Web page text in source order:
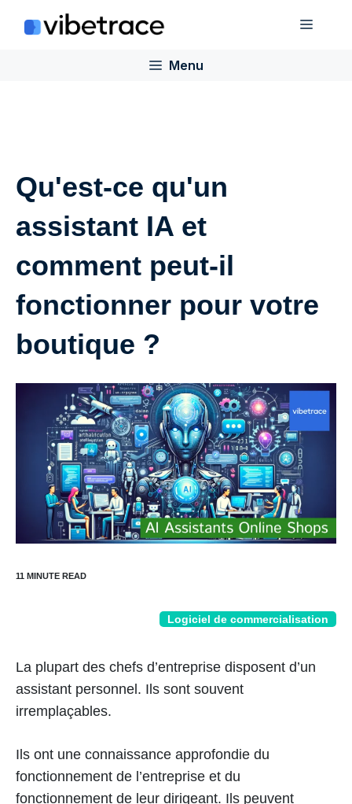
Menu
Menu
Qu'est-ce qu'un
assistant IA et
comment peut-il
fonctionner pour votre
boutique ?
Logiciel de commercialisation
La plupart des chefs d’entreprise disposent d’un
assistant personnel. Ils sont souvent
irremplaçables.
Ils ont une connaissance approfondie du
fonctionnement de l’entreprise et du
fonctionnement de leur dirigeant. Ils peuvent